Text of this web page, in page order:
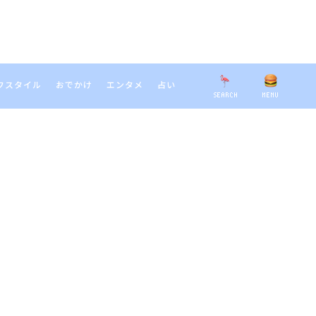
SEARCH MENU
スタイル おでかけ エンタメ 占い